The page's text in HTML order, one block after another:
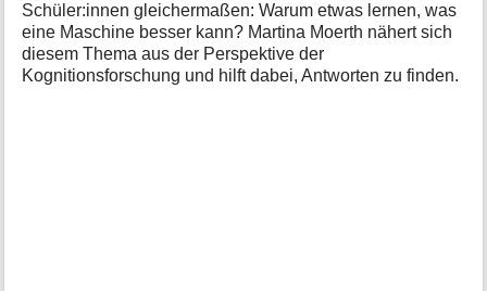
Schüler:innen gleichermaßen: Warum etwas lernen, was
eine Maschine besser kann? Martina Moerth nähert sich
diesem Thema aus der Perspektive der
Kognitionsforschung und hilft dabei, Antworten zu finden.